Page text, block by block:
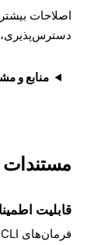
اصلاحات
دسترس‌پذیری،
منابع و
مستندات
قابلیت
فرمان‌های CLI